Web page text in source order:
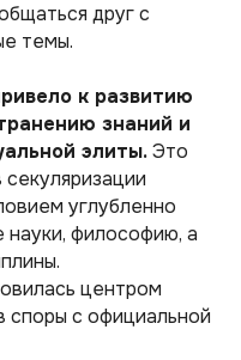
друг с
темы.
к развитию
знаний и
элиты.Это
углубленно
науки, философию, а
центром
споры с официальной